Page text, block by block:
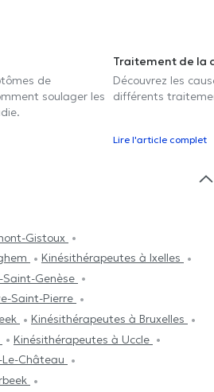
de
soulager les
Traitement de la
Découvrez les
différents
Lire l'article complet
Gistoux
Kinésithérapeutes à Ixelles
Genèse
Saint-Pierre
Kinésithérapeutes à Bruxelles
Kinésithérapeutes à Uccle
Château